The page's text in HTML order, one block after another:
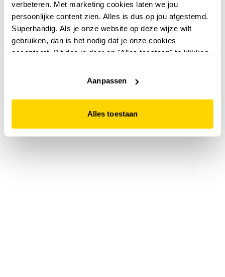
verbeteren. Met marketing cookies laten we jou
persoonlijke content zien. Alles is dus op jou afgestemd.
Superhandig. Als je onze website op deze wijze wilt
gebruiken, dan is het nodig dat je onze cookies
accepteert. Dit doe je door op "Alles toestaan" te klikken.
website niet optimaal functioneert.
Aanpassen
Alles toestaan